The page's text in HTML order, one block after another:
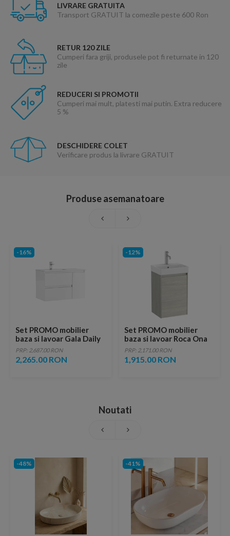
LIVRARE GRATUITA
Transport GRATUIT la comezile peste 600 Ron
RETUR 120 ZILE
Cumperi fara griji, produsele pot fi returnate in 120
zile
REDUCERI SI PROMOTII
Cumperi mai mult, platesti mai putin. Extra reducere
5 %
DESCHIDERE COLET
Verificare produs la livrare GRATUIT
Produse asemanatoare
-16%
Set PROMO mobilier
baza si lavoar Gala Daily
90x46 cm 2 sertare si 1
usa, alb
PRP: 2,687.00 RON
2,265.00 RON
-12%
Set PROMO mobilier
baza si lavoar Roca Ona
Unik 1 usa 40x32 cm
stejar deschis
PRP: 2,171.00 RON
1,915.00 RON
Noutati
-48% -41%